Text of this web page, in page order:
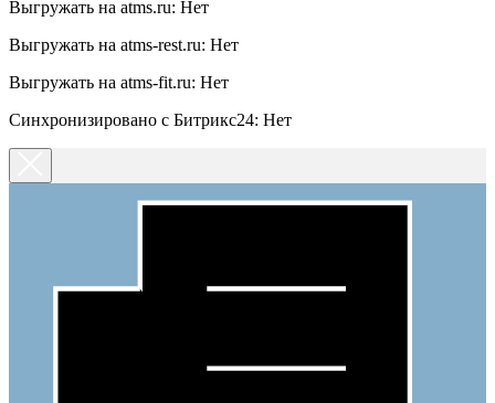
Выгружать на atms.ru: Нет
Выгружать на atms-rest.ru: Нет
Выгружать на atms-fit.ru: Нет
Синхронизировано с Битрикс24: Нет